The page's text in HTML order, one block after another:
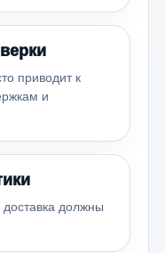
приводит к
и
должны